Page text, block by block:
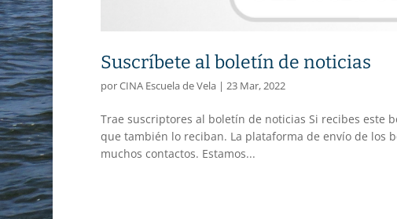
Suscríbete al boletín de noticias
porCINA Escuela de Vela| 23 Mar, 2022
Trae suscriptores al boletín de noticias Si recibes este
que también lo reciban. La plataforma de envío de los
muchos contactos. Estamos...